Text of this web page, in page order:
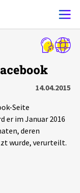
14.04.2015
Seite
er im Januar 2016
deren
wurde, verurteilt.
Filter Erklärungen